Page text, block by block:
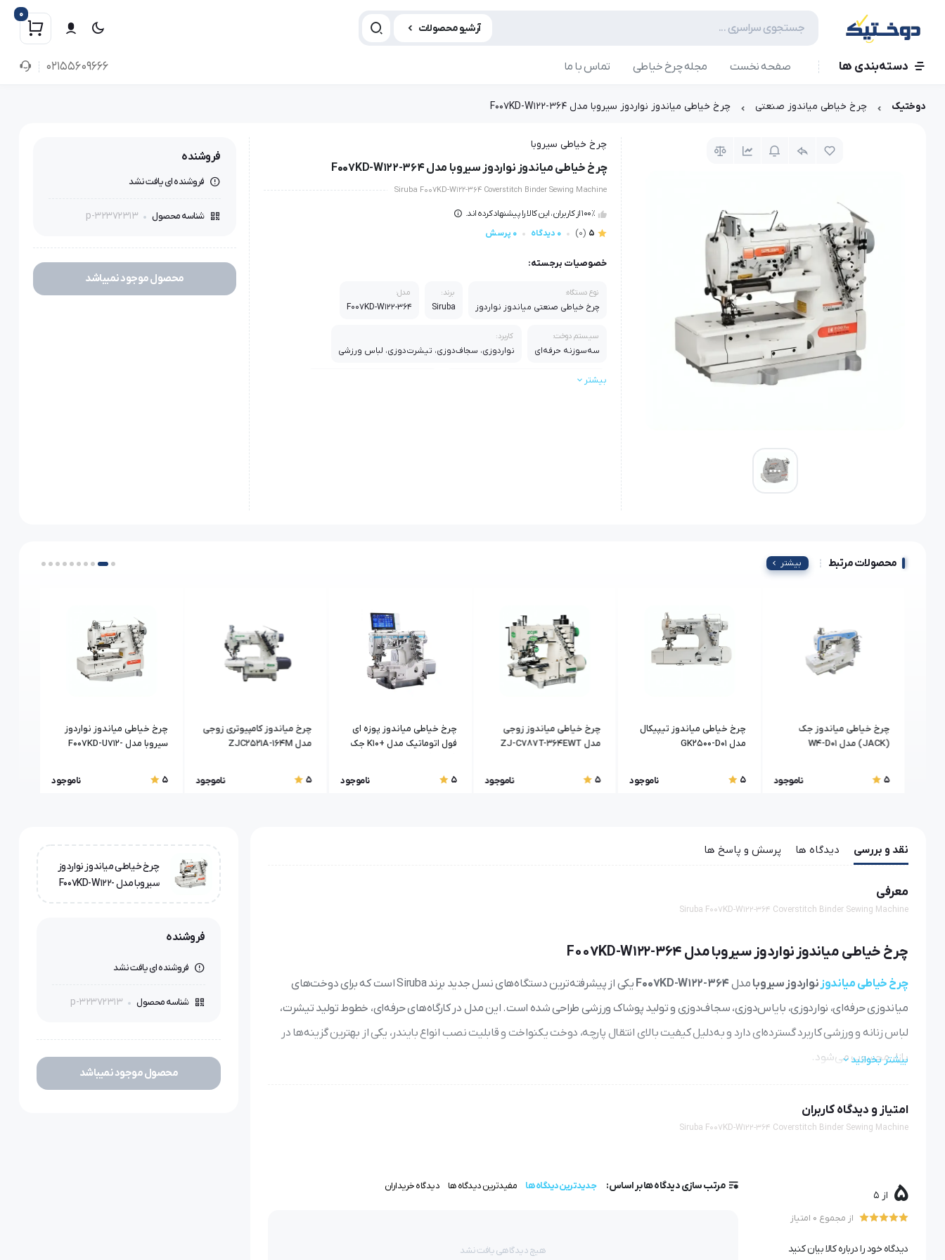
آرشیو محصولات
0
دسته‌بندی ها صفحه نخست مجله چرخ خیاطی تماس با ما 02155609666
دوختیک چرخ خیاطی میاندوز صنعتی چرخ خیاطی میاندوز نواردوز سیروبا مدل F007KD-W122-364
چرخ خیاطی سیروبا
چرخ خیاطی میاندوز نواردوز سیروبا مدل F007KD-W122-364
Siruba F007KD-W122-364 Coverstitch Binder Sewing Machine
100٪ از کاربران، این کالا را پیشنهاد کرده اند.
5
(0) 0 دیدگاه 0 پرسش
خصوصیات برجسته:
نوع دستگاه:
چرخ خیاطی صنعتی میاندوز نواردوز
برند:
Siruba
مدل:
F007KD-W122-364
سیستم دوخت:
سه‌سوزنه حرفه‌ای
کاربرد:
نواردوزی، سجاف‌دوزی، تیشرت‌دوزی، لباس ورزشی
سازگار با بایندر:
بیشتر
فروشنده
فروشنده ای یافت نشد
شناسه محصول p-32372313
محصول موجود نمیباشد
محصولات مرتبط بیشتر
چرخ خیاطی میاندوز جک
(JACK) مدل W4-D01
5 ناموجود
چرخ خیاطی میاندوز تیپیکال
مدل GK2500-D01
5 ناموجود
چرخ خیاطی میاندوز زوجی
مدل ZJ-C787T-364EWT
5 ناموجود
چرخ خیاطی میاندوز پوزه ای
فول اتوماتیک مدل +K10 جک
5
ناموجود
چرخ میاندوز کامپیوتری زوجی
مدل ZJC2521A-164M
5 ناموجود
چرخ خیاطی میاندوز نواردوز
سیروبا مدل F007KD-U712-
5
ناموجود
نقد و بررسی دیدگاه ها پرسش و پاسخ ها
معرفی
Siruba F007KD-W122-364 Coverstitch Binder Sewing Machine
چرخ خیاطی میاندوز نواردوز سیروبا مدل F007KD-W122-364
چرخ خیاطی میاندوز نواردوز سیروبا مدلF007KD-W122-364
یکی از پیشرفته‌ترین دستگاه‌های نسل جدید برند Siruba است که برای دوخت‌های
میاندوزی حرفه‌ای، نواردوزی، بایاس‌دوزی، سجاف‌دوزی و تولید پوشاک ورزشی طراحی شده است. این مدل در کارگاه‌های حرفه‌ای، خطوط تولید تیشرت،
لباس زنانه و ورزشی کاربرد گسترده‌ای دارد و به‌دلیل کیفیت بالای انتقال پارچه، دوخت یکنواخت و قابلیت نصب انواع بایندر، یکی از بهترین گزینه‌ها در
بازار محسوب می‌شود.
رده‌بالای صنعتی قرار می‌گیرد.
این مدل با ساختار سه‌سوزنه + امکان نصب بایندر، به دستگاهی همه‌کاره برای دوخت‌های پوشاک کشی تبدیل شده است.
ویژگی‌های طراحی
بیشتر بخوانید
امتیاز و دیدگاه کاربران
Siruba F007KD-W122-364 Coverstitch Binder Sewing Machine
5 از 5
از مجموع 0 امتیاز
دیدگاه خود را درباره کالا بیان کنید
مرتب سازی دیدگاه ها بر اساس: جدیدترین دیدگاه ها مفیدترین دیدگاه ها دیدگاه خریداران
هیچ دیدگاهی یافت نشد
چرخ خیاطی میاندوز نواردوز
سیروبا مدل F007KD-W122-
364
فروشنده
فروشنده ای یافت نشد
شناسه محصول p-32372313
محصول موجود نمیباشد